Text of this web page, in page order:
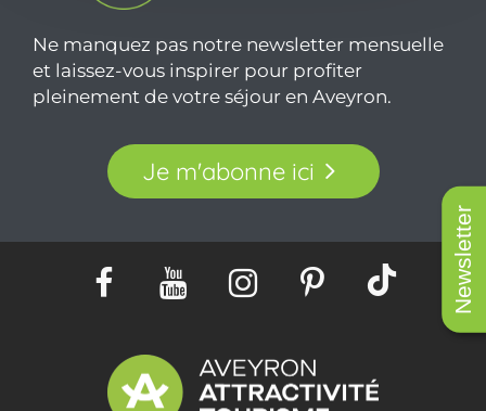
Newsletter
Ne manquez pas notre newsletter mensuelle
et laissez-vous inspirer pour profiter
pleinement de votre séjour en Aveyron.
Je m'abonne ici